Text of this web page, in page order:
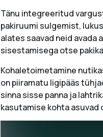
Tänu integreeritud
pakiruumi sulgemist,
alates saavad neid avada
sisestamisega otse
Kohaletoimetamine
on piiramatu ligipääs
sinna sisse panna ja
kasutamise kohta asuvad